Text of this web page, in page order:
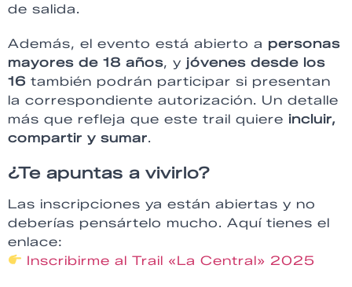
de salida.
Además, el evento está abierto a personas
mayores de 18 años, y jóvenes desde los
16 también podrán participar si presentan
la correspondiente autorización. Un detalle
más que refleja que este trail quiere incluir,
compartir y sumar.
¿Te apuntas a vivirlo?
Las inscripciones ya están abiertas y no
deberías pensártelo mucho. Aquí tienes el
enlace:
Inscribirme al Trail «La Central» 2025